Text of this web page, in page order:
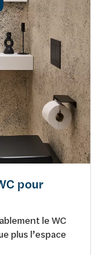
pour
le WC
plus l’espace